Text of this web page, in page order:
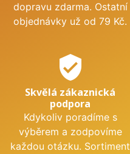
dopravu zdarma. Ostatní
objednávky už od 79 Kč.
verified_user
Skvělá zákaznická
podpora
Kdykoliv poradíme s
výběrem a zodpovíme
každou otázku. Sortiment